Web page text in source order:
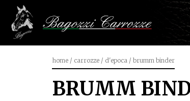
home / carrozze / d'epoca / brumm binder
BRUMM